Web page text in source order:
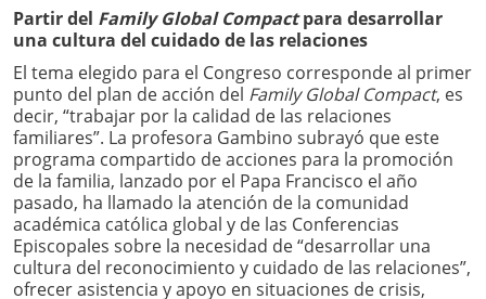
Partir del Family Global Compactpara desarrollar
una cultura del cuidado de las relaciones
El tema elegido para el Congreso corresponde al primer
punto del plan de acción del Family Global Compact, es
decir, “trabajar por la calidad de las relaciones
familiares”. La profesora Gambino subrayó que este
programa compartido de acciones para la promoción
de la familia, lanzado por el Papa Francisco el año
pasado, ha llamado la atención de la comunidad
académica católica global y de las Conferencias
Episcopales sobre la necesidad de “desarrollar una
cultura del reconocimiento y cuidado de las relaciones”,
ofrecer asistencia y apoyo en situaciones de crisis,